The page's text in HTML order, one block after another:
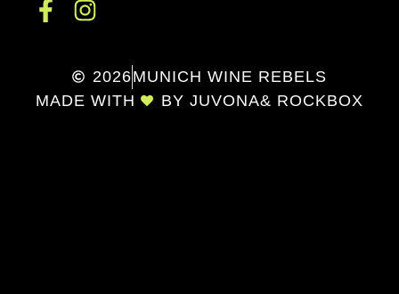
2026MUNICH WINE REBELS
MADE WITH
BY JUVONA& ROCKBOX